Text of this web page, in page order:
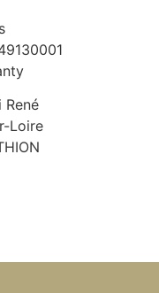
René
Loire